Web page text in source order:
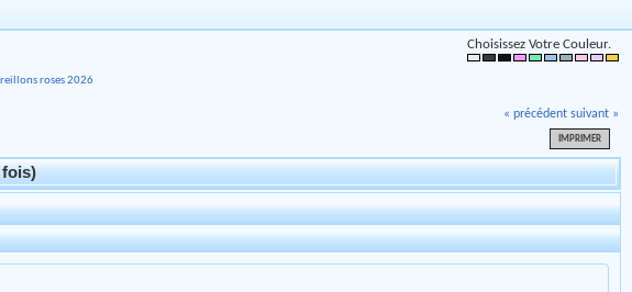
Choisissez Votre Couleur.
roses 2026
« précédent suivant »
IMPRIMER
fois)